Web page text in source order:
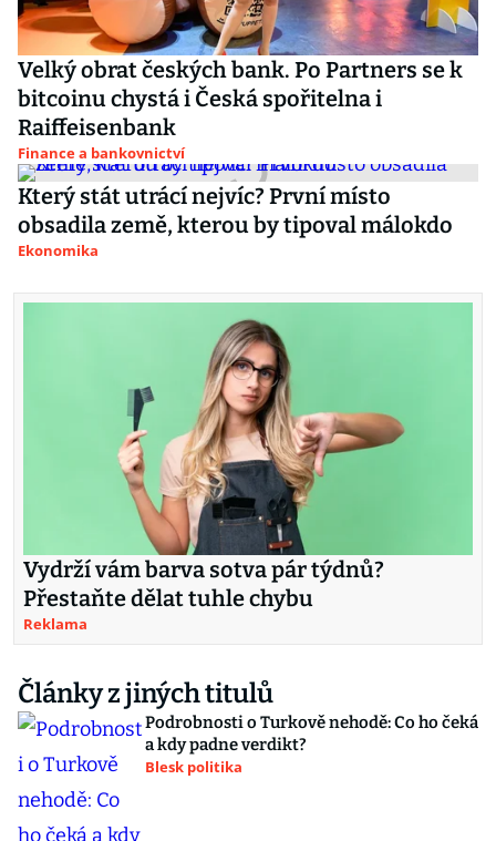
Velký obrat českých bank. Po Partners se k
bitcoinu chystá i Česká spořitelna i
Raiffeisenbank
Finance a bankovnictví
Který stát utrácí nejvíc? První místo
obsadila země, kterou by tipoval málokdo
Ekonomika
Vydrží vám barva sotva pár týdnů?
Přestaňte dělat tuhle chybu
Reklama
Články z jiných titulů
Podrobnosti o Turkově nehodě: Co ho čeká
a kdy padne verdikt?
Blesk politika